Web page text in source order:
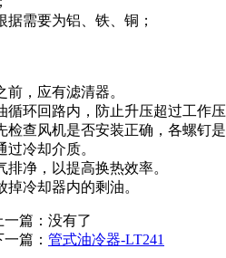
需要为铝、铁、铜；
，应有滤清器。
环回路内，防止升压超过工作压
查风机是否安装正确，各螺钉是
冷却介质。
净，以提高换热效率。
冷却器内的剩油。
一篇：没有了
一篇： 管式油冷器-LT241